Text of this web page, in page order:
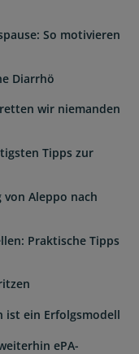
So motivieren
Diarrhö
wir niemanden
Tipps zur
Aleppo nach
Praktische Tipps
ist ein Erfolgsmodell
ePA-